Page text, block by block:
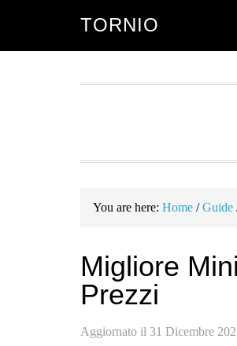
TORNIO
You are here: Home / Guide
Migliore
Prezzi
Aggiornato il 31 Dicembre